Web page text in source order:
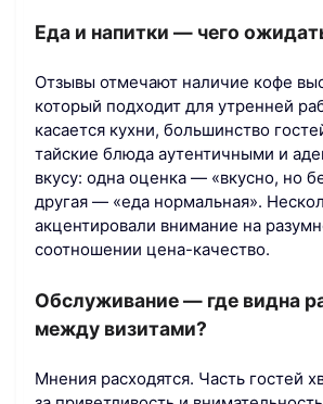
Еда и напитки — чего
Отзывы отмечают наличие кофе
который подходит для утренней
касается кухни, большинство
тайские блюда аутентичными и
вкусу: одна оценка — «вкусно, но
другая — «еда нормальная».
акцентировали внимание на
соотношении цена-качество.
Обслуживание — где видна
между визитами?
Мнения расходятся. Часть гостей